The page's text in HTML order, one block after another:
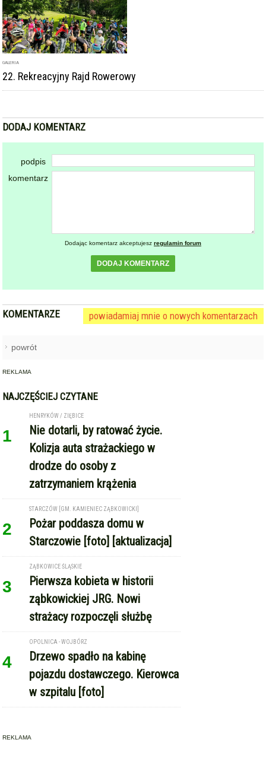
GALERIA
22. Rekreacyjny Rajd Rowerowy
DODAJ KOMENTARZ
podpis
komentarz
Dodając komentarz akceptujesz regulamin forum
DODAJ KOMENTARZ
KOMENTARZE powiadamiaj mnie o nowych komentarzach
powrót
REKLAMA
NAJCZĘŚCIEJ CZYTANE
1
HENRYKÓW / ZIĘBICE
Nie dotarli, by ratować życie.
Kolizja auta strażackiego w
drodze do osoby z
zatrzymaniem krążenia
2
STARCZÓW [GM. KAMIENIEC ZĄBKOWICKI]
Pożar poddasza domu w
Starczowie [foto] [aktualizacja]
3
ZĄBKOWICE ŚLĄSKIE
Pierwsza kobieta w historii
ząbkowickiej JRG. Nowi
strażacy rozpoczęli służbę
4
OPOLNICA - WOJBÓRZ
Drzewo spadło na kabinę
pojazdu dostawczego. Kierowca
w szpitalu [foto]
REKLAMA